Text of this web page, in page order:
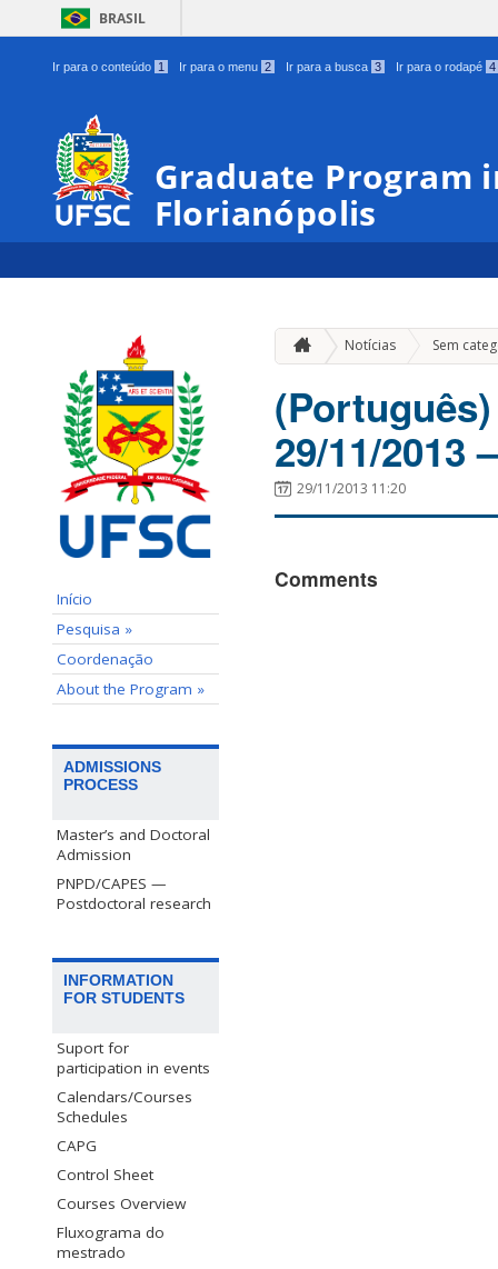
BRASIL
Ir para o conteúdo 1 Ir para o menu 2 Ir para a busca 3 Ir para o rodapé 4
Graduate Program
Florianópolis
Início
Pesquisa »
Coordenação
About the Program »
ADMISSIONS
PROCESS
Master’s and Doctoral
Admission
PNPD/CAPES —
Postdoctoral research
INFORMATION
FOR STUDENTS
Suport for
participation in events
Calendars/Courses
Schedules
CAPG
Control Sheet
Courses Overview
Fluxograma do
mestrado
Notícias Sem
29/11/2013
29/11/2013 11:20
Comments